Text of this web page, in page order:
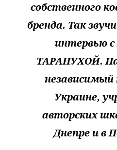
собственного
бренда. Так
интервью
ТАРАНУХОЙ.
независимый
Украине,
авторских
Днепре и в